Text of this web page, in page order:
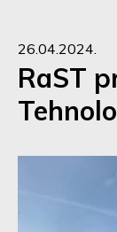
26.04.2024.
RaST